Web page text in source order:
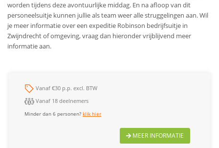
worden tijdens deze avontuurlijke middag. En na afloop van dit
personeelsuitje kunnen jullie als team weer alle struggelingen aan. Wil
je meer informatie over een expeditie Robinson bedrijfsuitje in
Zwijndrecht of omgeving, vraag dan hieronder vrijblijvend meer
informatie aan.
Vanaf €30 p.p. excl. BTW
Vanaf 18 deelnemers
Minder dan 6 personen?klik hier
MEER INFORMATIE